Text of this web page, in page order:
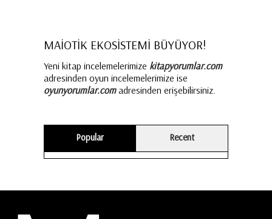
MAİOTİK EKOSİSTEMİ BÜYÜYOR!
Yeni kitap incelemelerimize kitapyorumlar.com
adresinden oyun incelemelerimize ise
oyunyorumlar.comadresinden erişebilirsiniz.
Popular Recent